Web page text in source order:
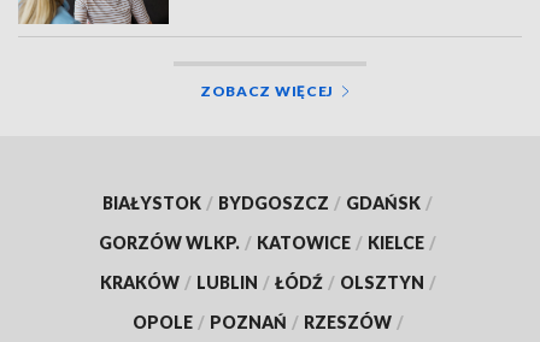
ZOBACZ WIĘCEJ
BIAŁYSTOK / BYDGOSZCZ / GDAŃSK /
GORZÓW WLKP. / KATOWICE / KIELCE /
KRAKÓW / LUBLIN / ŁÓDŹ / OLSZTYN /
OPOLE / POZNAŃ / RZESZÓW /